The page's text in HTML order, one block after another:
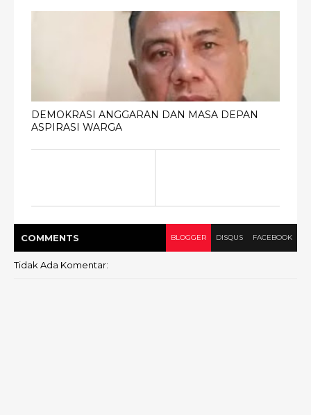
DEMOKRASI ANGGARAN DAN MASA DEPAN
ASPIRASI WARGA
COMMENTS BLOGGER DISQUS FACEBOOK
Tidak Ada Komentar: